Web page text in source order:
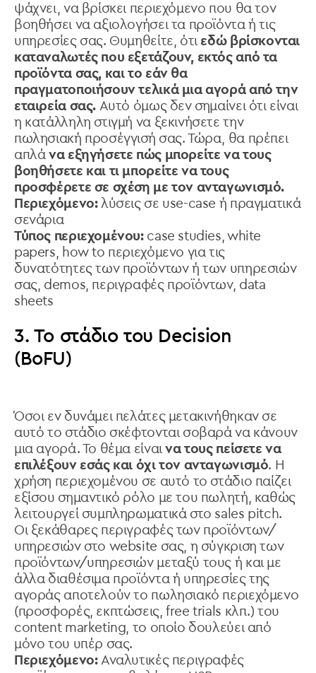
ψάχνει, να βρίσκει περιεχόμενο που θα τον
βοηθήσει να αξιολογήσει τα προϊόντα ή τις
υπηρεσίες σας. Θυμηθείτε, ότι εδώ βρίσκονται
καταναλωτές που εξετάζουν, εκτός από τα
προϊόντα σας, και το εάν θα
πραγματοποιήσουν τελικά μια αγορά από την
εταιρεία σας. Αυτό όμως δεν σημαίνει ότι είναι
η κατάλληλη στιγμή να ξεκινήσετε την
πωλησιακή προσέγγισή σας. Τώρα, θα πρέπει
απλάνα εξηγήσετε πώς μπορείτε να τους
βοηθήσετε και τι μπορείτε να τους
προσφέρετε σε σχέση με τον ανταγωνισμό.
Περιεχόμενο:λύσεις σε use-case ή πραγματικά
σενάρια
Τύπος περιεχομένου:case studies, white
papers, how to περιεχόμενο για τις
δυνατότητες των προϊόντων ή των υπηρεσιών
σας, demos, περιγραφές προϊόντων, data
sheets
3. To στάδιο του Decision
(BoFU)
Όσοι εν δυνάμει πελάτες μετακινήθηκαν σε
αυτό το στάδιο σκέφτονται σοβαρά να κάνουν
μια αγορά. Το θέμα είναινα τους πείσετε να
επιλέξουν εσάς και όχι τον ανταγωνισμό. Η
χρήση περιεχομένου σε αυτό το στάδιο παίζει
εξίσου σημαντικό ρόλο με του πωλητή, καθώς
λειτουργεί συμπληρωματικά στο sales pitch.
Οι ξεκάθαρες περιγραφές των προϊόντων/
υπηρεσιών στο website σας, η σύγκριση των
προϊόντων/υπηρεσιών μεταξύ τους ή και με
άλλα διαθέσιμα προϊόντα ή υπηρεσίες της
αγοράς αποτελούν το πωλησιακό περιεχόμενο
(προσφορές, εκπτώσεις, free trials κλπ.) του
content marketing, το οποίο δουλεύει από
μόνο του υπέρ σας.
Περιεχόμενο:Αναλυτικές περιγραφές